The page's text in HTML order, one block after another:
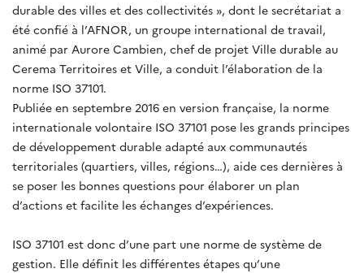
durable des villes et des collectivités », dont le secrétariat a
été confié à l’AFNOR, un groupe international de travail,
animé par Aurore Cambien, chef de projet Ville durable au
Cerema Territoires et Ville, a conduit l’élaboration de la
norme ISO 37101.
Publiée en septembre 2016 en version française, la norme
internationale volontaire ISO 37101 pose les grands principes
de développement durable adapté aux communautés
territoriales (quartiers, villes, régions…), aide ces dernières à
se poser les bonnes questions pour élaborer un plan
d’actions et facilite les échanges d’expériences.
ISO 37101 est donc d’une part une norme de système de
gestion. Elle définit les différentes étapes qu’une